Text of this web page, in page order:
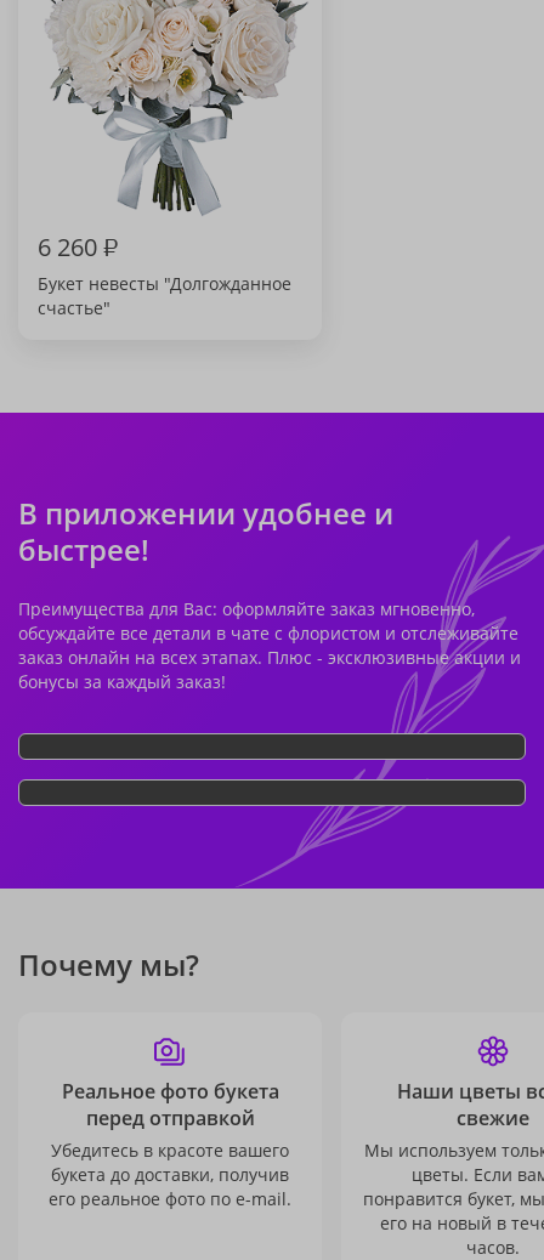
6 260₽
Букет невесты "Долгожданное
счастье"
В приложении удобнее и
быстрее!
Преимущества для Вас: оформляйте заказ мгновенно,
обсуждайте все детали в чате с флористом и отслеживайте
заказ онлайн на всех этапах. Плюс - эксклюзивные акции и
бонусы за каждый заказ!
Почему мы?
Реальное фото букета
перед отправкой
Убедитесь в красоте вашего
букета до доставки, получив
его реальное фото по e-mail.
Наши цветы
свежие
Мы используем
цветы. Если
понравится букет,
его на новый в
часов.